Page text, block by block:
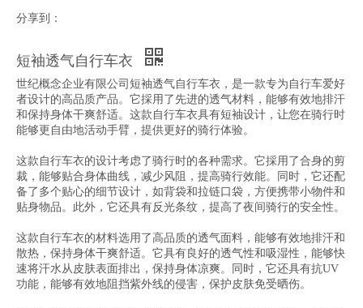
分享到：
短袖透气自行车衣
世纪概念企业有限公司短袖透气自行车衣，是一款专为自行车爱好
者设计的高品质产品。它採用了先进的透气材料，能够有效地排汗
和保持身体干爽舒适。这款自行车衣具有短袖设计，让您在骑行时
能够更自由地活动手臂，提供更好的骑行体验。
这款自行车衣的设计考虑了骑行时的各种需求。它採用了合身的剪
裁，能够贴合身体曲线，减少风阻，提高骑行效能。同时，它还配
备了多个贴心的细节设计，如背袋和拉链口袋，方便携带小物件和
贴身物品。此外，它还具有反光条纹，提高了夜间骑行的安全性。
这款自行车衣的材料选用了高品质的透气面料，能够有效地排汗和
散热，保持身体干爽舒适。它具有良好的透气性和吸湿性，能够快
速将汗水从皮肤表面排出，保持身体凉爽。同时，它还具有抗UV
功能，能够有效地阻挡紫外线的侵害，保护皮肤免受晒伤。